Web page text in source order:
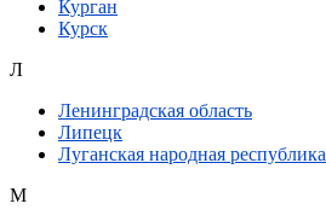
Курган
Курск
Л
Ленинградская область
Липецк
Луганская народная республика
М